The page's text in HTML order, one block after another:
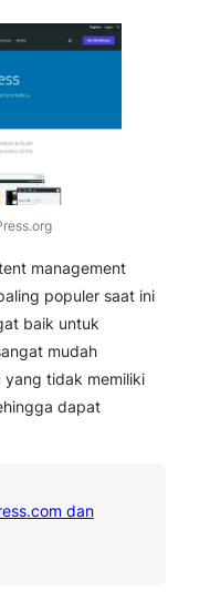
management
populer saat ini
baik untuk
mudah
tidak memiliki
dapat
dan